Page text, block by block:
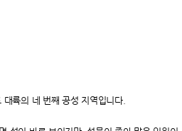
륙의 네 번째 공성 지역입니다.